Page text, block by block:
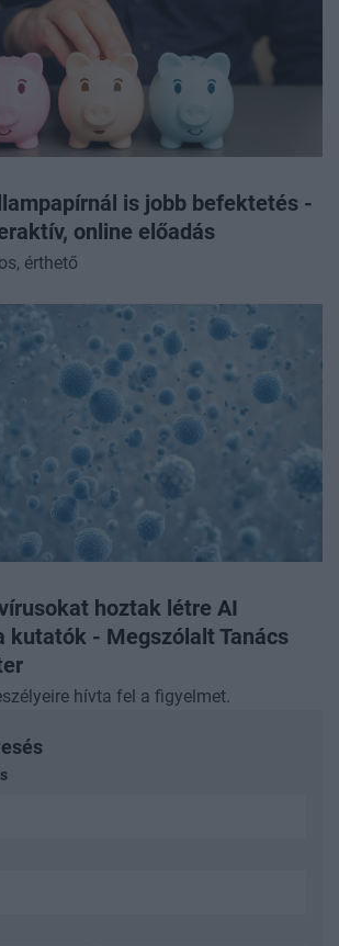
is jobb befektetés -
online előadás
érthető
hoztak létre AI
kutatók - Megszólalt Tanács
hívta fel a figyelmet.